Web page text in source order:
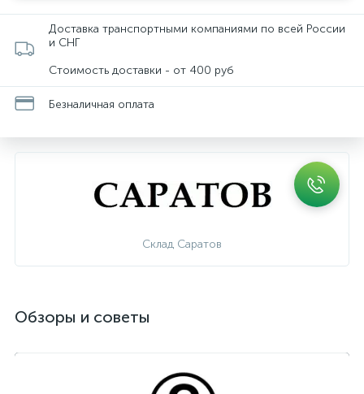
Доставка транспортными компаниями по всей России
и СНГ
Стоимость доставки - от 400 руб
Безналичная оплата
Склад Саратов
Обзоры и советы